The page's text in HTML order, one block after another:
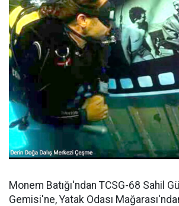
Monem Batığı'ndan TCSG-68 Sahil
Gemisi'ne, Yatak Odası